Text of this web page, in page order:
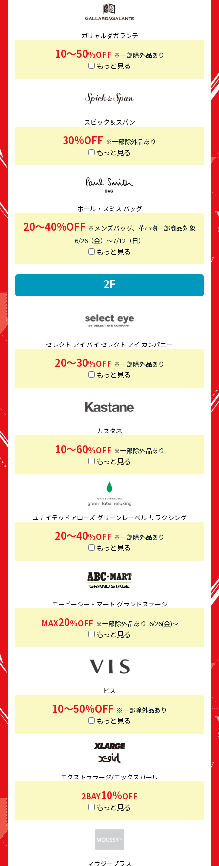
ガリャルダガランテ
10～50%OFF ※一部除外品あり
もっと見る
スピック＆スパン
30%OFF ※一部除外品あり
もっと見る
ポール・スミス バッグ
20～40%OFF ※メンズバッグ、革小物一部商品対象
6/26（金）～7/12（日）
もっと見る
2F
セレクト アイ バイ セレクト アイ カンパニー
20～30%OFF ※一部除外品あり
もっと見る
カスタネ
10〜60%OFF ※一部除外品あり
もっと見る
ユナイテッドアローズ グリーンレーベル リラクシング
20～40%OFF ※一部除外品あり
もっと見る
エービーシー・マート グランドステージ
MAX20%OFF ※一部除外品あり 6/26(金)～
もっと見る
ビス
10～50％OFF ※一部除外品あり
もっと見る
エクストララージ/エックスガール
2BAY10％OFF
もっと見る
マウジープラス